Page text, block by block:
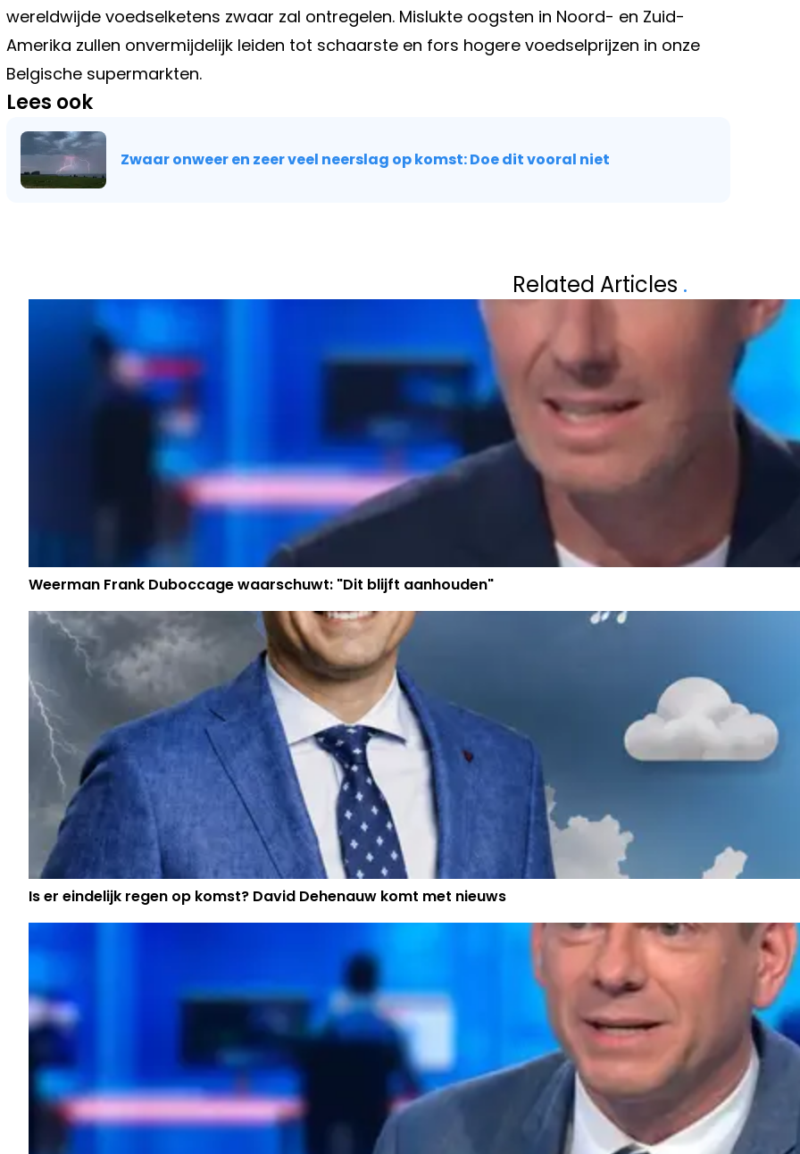
wereldwijde voedselketens zwaar zal ontregelen. Mislukte oogsten in Noord- en Zuid-
Amerika zullen onvermijdelijk leiden tot schaarste en fors hogere voedselprijzen in onze
Belgische supermarkten.
Lees ook
Zwaar onweer en zeer veel neerslag op komst: Doe dit vooral niet
SPOORWEG? DIT KOST JE DIRECT JE RIJBEWIJS
INTERVIEW.
GROOTSTE
Related Articles .
Weerman Frank Duboccage waarschuwt: "Dit blijft aanhouden"
Is er eindelijk regen op komst? David Dehenauw komt met nieuws